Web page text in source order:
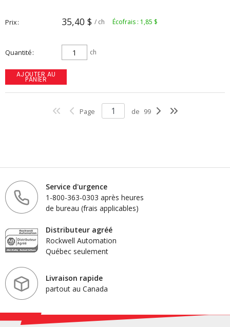
Prix 35,40 $ / ch Écofrais : 1,85 $
Quantité ch
AJOUTER AU
PANIER
Page de 99
Service d'urgence
1-800-363-0303 après heures
de bureau (frais applicables)
Distributeur agréé
Rockwell Automation
Québec seulement
Livraison rapide
partout au Canada